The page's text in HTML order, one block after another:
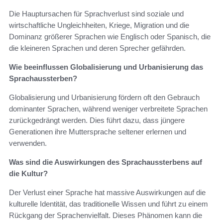
Die Hauptursachen für Sprachverlust sind soziale und
wirtschaftliche Ungleichheiten, Kriege, Migration und die
Dominanz größerer Sprachen wie Englisch oder Spanisch, die
die kleineren Sprachen und deren Sprecher gefährden.
Wie beeinflussen Globalisierung und Urbanisierung das
Sprachaussterben?
Globalisierung und Urbanisierung fördern oft den Gebrauch
dominanter Sprachen, während weniger verbreitete Sprachen
zurückgedrängt werden. Dies führt dazu, dass jüngere
Generationen ihre Muttersprache seltener erlernen und
verwenden.
Was sind die Auswirkungen des Sprachaussterbens auf
die Kultur?
Der Verlust einer Sprache hat massive Auswirkungen auf die
kulturelle Identität, das traditionelle Wissen und führt zu einem
Rückgang der Sprachenvielfalt. Dieses Phänomen kann die